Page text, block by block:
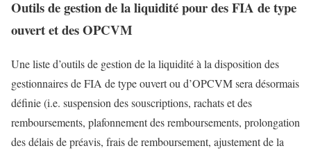
Outils de gestion de la liquidité pour des FIA de type
ouvert et des OPCVM
Une liste d’outils de gestion de la liquidité à la disposition des
gestionnaires de FIA de type ouvert ou d’OPCVM sera désormais
définie (i.e. suspension des souscriptions, rachats et des
remboursements, plafonnement des remboursements, prolongation
des délais de préavis, frais de remboursement, ajustement de la